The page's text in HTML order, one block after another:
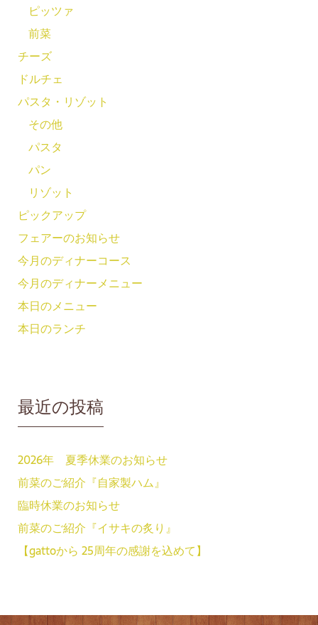
ピッツァ
前菜
チーズ
ドルチェ
パスタ・リゾット
その他
パスタ
パン
リゾット
ピックアップ
フェアーのお知らせ
今月のディナーコース
今月のディナーメニュー
本日のメニュー
本日のランチ
最近の投稿
2026年 夏季休業のお知らせ
前菜のご紹介『自家製ハム』
臨時休業のお知らせ
前菜のご紹介『イサキの炙り』
【gattoから 25周年の感謝を込めて】